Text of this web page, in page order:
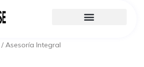
/ Asesoría Integral